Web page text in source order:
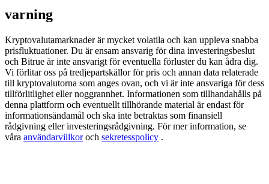
Share 500000 CASHCAT prize pool
Exclusive for BitMart Users
Register & Trade to Win 500,000 USDT
Precious Metals Trading Carnival
varning
Kryptovalutamarknader är mycket volatila och kan uppleva snabba
prisfluktuationer. Du är ensam ansvarig för dina investeringsbeslut
och Bitrue är inte ansvarigt för eventuella förluster du kan ådra dig.
Vi förlitar oss på tredjepartskällor för pris och annan data relaterade
till kryptovalutorna som anges ovan, och vi är inte ansvariga för dess
tillförlitlighet eller noggrannhet. Informationen som tillhandahålls på
denna plattform och eventuellt tillhörande material är endast för
informationsändamål och ska inte betraktas som finansiell
rådgivning eller investeringsrådgivning. För mer information, se
våra användarvillkoroch sekretesspolicy .